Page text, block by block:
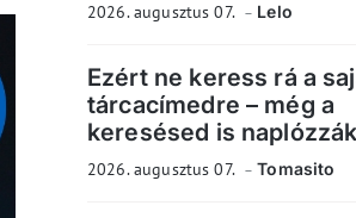
2026. augusztus 07. Lelo
Ezért ne keress rá a
tárcacímedre – még a
keresésed is
2026. augusztus 07. Tomasito